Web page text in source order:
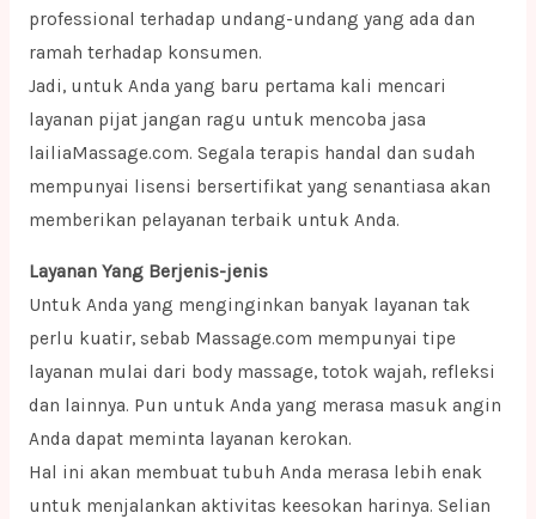
professional terhadap undang-undang yang ada dan
ramah terhadap konsumen.
Jadi, untuk Anda yang baru pertama kali mencari
layanan pijat jangan ragu untuk mencoba jasa
lailiaMassage.com. Segala terapis handal dan sudah
mempunyai lisensi bersertifikat yang senantiasa akan
memberikan pelayanan terbaik untuk Anda.
Layanan Yang Berjenis-jenis
Untuk Anda yang menginginkan banyak layanan tak
perlu kuatir, sebab Massage.com mempunyai tipe
layanan mulai dari body massage, totok wajah, refleksi
dan lainnya. Pun untuk Anda yang merasa masuk angin
Anda dapat meminta layanan kerokan.
Hal ini akan membuat tubuh Anda merasa lebih enak
untuk menjalankan aktivitas keesokan harinya. Selian